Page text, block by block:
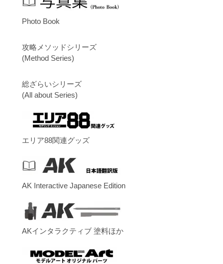
Photo Book
攻略メソッドシリーズ
(Method Series)
総ざらいシリーズ
(All about Series)
エリア88関連グッズ
AK Interactive Japanese Edition
AKインタラクティブ 塗料ほか